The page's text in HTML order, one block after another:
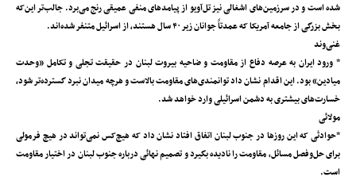
شده است و در سرزمین‌های اشغالی نیز تل‌آویو از پیامدهای منفی عمیقی رنج می‌برد. جالب‌تر این‌که
بخش بزرگی از جامعه آمریکا که عمدتاً جوانان زیر ۴۰ سال هستند، از اسرائیل متنفر شده‌اند.
غنی‌وند
* ورود ایران به عرصه دفاع از مقاومت و ضاحیه بیروت لبنان در حقیقت تجلی و تکامل «وحدت
میادین» بود. این اقدام نشان داد توانمندی‌های مقاومت بالاست و هرچه میدان نبرد گسترده‌تر شود،
خسارت‌های بیشتری به دشمن اسرائیلی وارد خواهد شد.
مولائی
*حوادثی که این روزها در جنوب لبنان اتفاق افتاد نشان داد که هیچ‌کس نمی‌تواند در هیچ فرمولی
برای حل‌وفصل مسائل، مقاومت را نادیده بگیرد و تصمیم نهائی درباره جنوب لبنان در اختیار مقاومت
است.